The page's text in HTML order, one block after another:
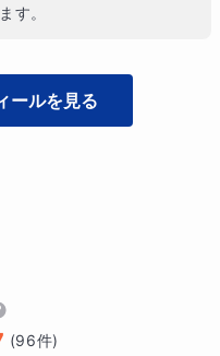
す。
ールを見る
(96件)